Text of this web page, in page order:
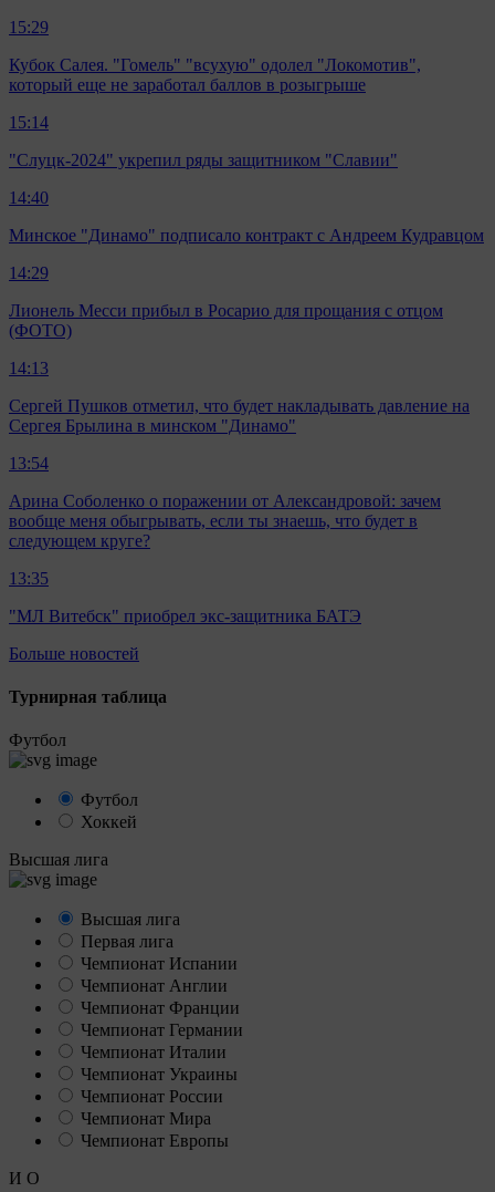
15:29
Кубок Салея. "Гомель" "всухую" одолел "Локомотив",
который еще не заработал баллов в розыгрыше
15:14
"Слуцк-2024" укрепил ряды защитником "Славии"
14:40
Минское "Динамо" подписало контракт с Андреем Кудравцом
14:29
Лионель Месси прибыл в Росарио для прощания с отцом
(ФОТО)
14:13
Сергей Пушков отметил, что будет накладывать давление на
Сергея Брылина в минском "Динамо"
13:54
Арина Соболенко о поражении от Александровой: зачем
вообще меня обыгрывать, если ты знаешь, что будет в
следующем круге?
13:35
"МЛ Витебск" приобрел экс-защитника БАТЭ
Больше новостей
Турнирная таблица
Футбол
Футбол
Хоккей
Высшая лига
Высшая лига
Первая лига
Чемпионат Испании
Чемпионат Англии
Чемпионат Франции
Чемпионат Германии
Чемпионат Италии
Чемпионат Украины
Чемпионат России
Чемпионат Мира
Чемпионат Европы
И О